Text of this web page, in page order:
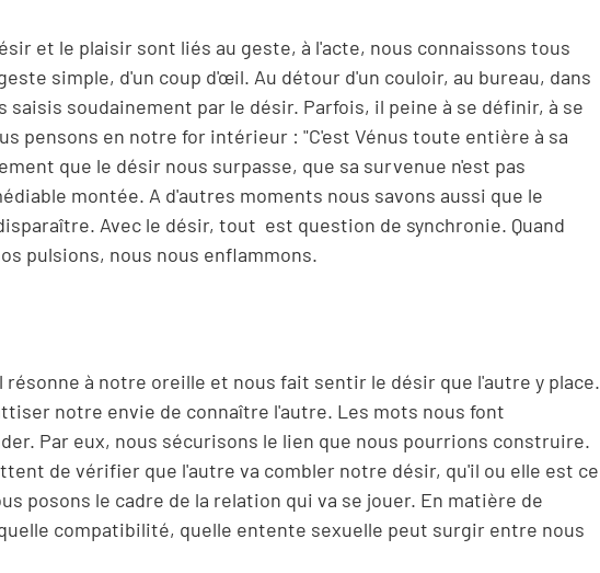
et le plaisir sont liés au geste, à l'acte, nous connaissons tous
simple, d'un coup d'œil. Au détour d'un couloir, au bureau, dans
soudainement par le désir. Parfois, il peine à se définir, à se
pensons en notre for intérieur : "C'est Vénus toute entière à sa
que le désir nous surpasse, que sa survenue n'est pas
montée. A d'autres moments nous savons aussi que le
Avec le désir, tout est question de synchronie. Quand
pulsions, nous nous enflammons.
à notre oreille et nous fait sentir le désir que l'autre y place.
notre envie de connaître l'autre. Les mots nous font
Par eux, nous sécurisons le lien que nous pourrions construire.
de vérifier que l'autre va combler notre désir, qu'il ou elle est ce
posons le cadre de la relation qui va se jouer. En matière de
compatibilité, quelle entente sexuelle peut surgir entre nous